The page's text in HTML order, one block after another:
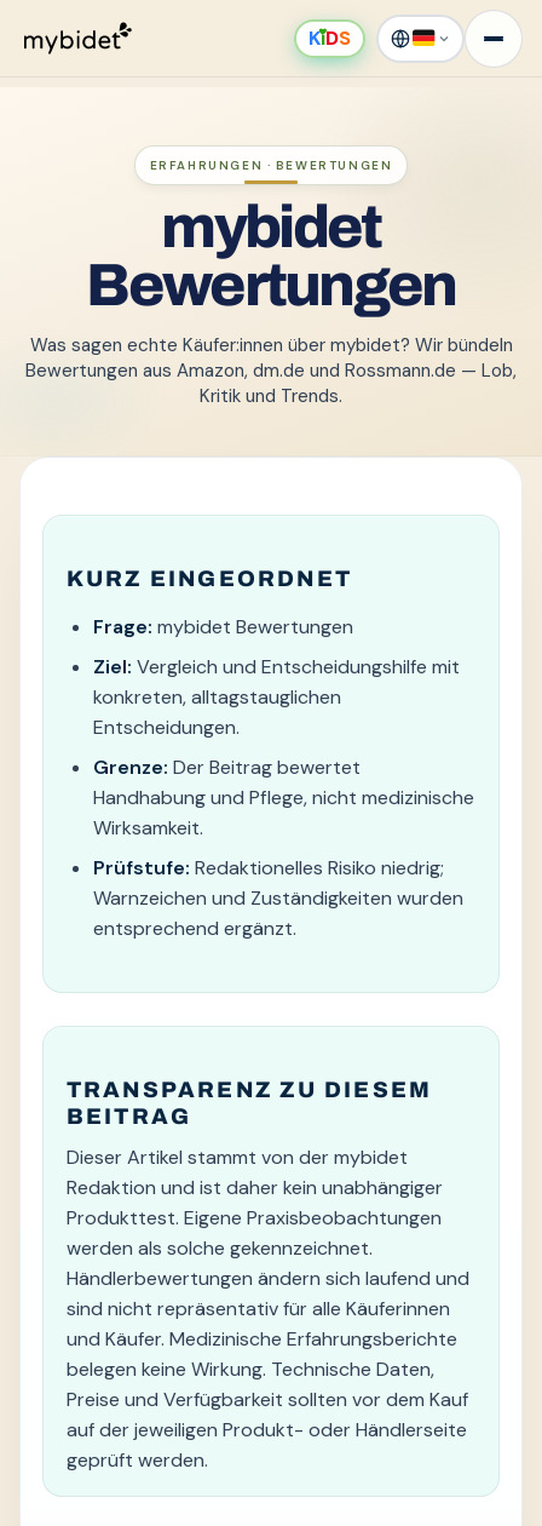
KıDS
ERFAHRUNGEN · BEWERTUNGEN
mybidet
Bewertungen
Was sagen echte Käufer:innen über mybidet? Wir bündeln
Bewertungen aus Amazon, dm.de und Rossmann.de — Lob,
Kritik und Trends.
KURZ EINGEORDNET
Frage: mybidet Bewertungen
Ziel: Vergleich und Entscheidungshilfe mit
konkreten, alltagstauglichen
Entscheidungen.
Grenze: Der Beitrag bewertet
Handhabung und Pflege, nicht medizinische
Wirksamkeit.
Prüfstufe: Redaktionelles Risiko niedrig;
Warnzeichen und Zuständigkeiten wurden
entsprechend ergänzt.
TRANSPARENZ ZU DIESEM
BEITRAG
Dieser Artikel stammt von der mybidet
Redaktion und ist daher kein unabhängiger
Produkttest. Eigene Praxisbeobachtungen
werden als solche gekennzeichnet.
Händlerbewertungen ändern sich laufend und
sind nicht repräsentativ für alle Käuferinnen
und Käufer. Medizinische Erfahrungsberichte
belegen keine Wirkung. Technische Daten,
Preise und Verfügbarkeit sollten vor dem Kauf
auf der jeweiligen Produkt- oder Händlerseite
geprüft werden.